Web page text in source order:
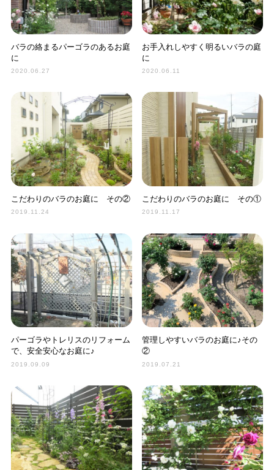
バラの絡まるパーゴラのあるお庭
に
2020.06.27
お手入れしやすく明るいバラの庭
に
2020.06.11
こだわりのバラのお庭に その②
2019.11.24
こだわりのバラのお庭に その①
2019.11.17
パーゴラやトレリスのリフォーム
で、安全安心なお庭に♪
2019.09.09
管理しやすいバラのお庭に♪その
②
2019.07.21